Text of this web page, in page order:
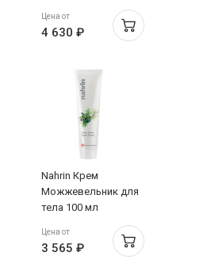
Цена от
4 630 ₽
Nahrin Крем
Можжевельник для
тела 100 мл
Цена от
3 565 ₽